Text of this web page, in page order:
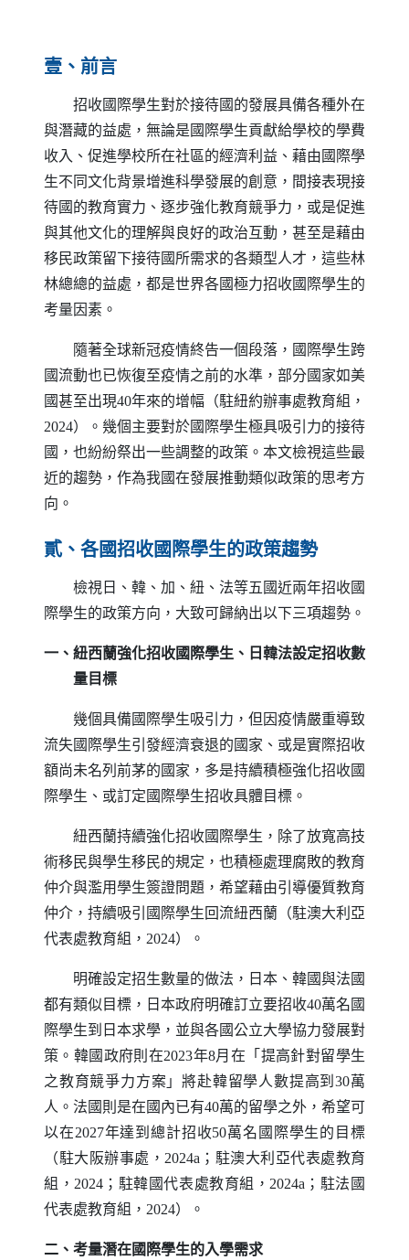
壹、前言
招收國際學生對於接待國的發展具備各種外在
與潛藏的益處，無論是國際學生貢獻給學校的學費
收入、促進學校所在社區的經濟利益、藉由國際學
生不同文化背景增進科學發展的創意，間接表現接
待國的教育實力、逐步強化教育競爭力，或是促進
與其他文化的理解與良好的政治互動，甚至是藉由
移民政策留下接待國所需求的各類型人才，這些林
林總總的益處，都是世界各國極力招收國際學生的
考量因素。
隨著全球新冠疫情終告一個段落，國際學生跨
國流動也已恢復至疫情之前的水準，部分國家如美
國甚至出現40年來的增幅（駐紐約辦事處教育組，
2024）。幾個主要對於國際學生極具吸引力的接待
國，也紛紛祭出一些調整的政策。本文檢視這些最
近的趨勢，作為我國在發展推動類似政策的思考方
向。
貳、各國招收國際學生的政策趨勢
檢視日、韓、加、紐、法等五國近兩年招收國
際學生的政策方向，大致可歸納出以下三項趨勢。
一、紐西蘭強化招收國際學生、日韓法設定招收數
量目標
幾個具備國際學生吸引力，但因疫情嚴重導致
流失國際學生引發經濟衰退的國家、或是實際招收
額尚未名列前茅的國家，多是持續積極強化招收國
際學生、或訂定國際學生招收具體目標。
紐西蘭持續強化招收國際學生，除了放寬高技
術移民與學生移民的規定，也積極處理腐敗的教育
仲介與濫用學生簽證問題，希望藉由引導優質教育
仲介，持續吸引國際學生回流紐西蘭（駐澳大利亞
代表處教育組，2024）。
明確設定招生數量的做法，日本、韓國與法國
都有類似目標，日本政府明確訂立要招收40萬名國
際學生到日本求學，並與各國公立大學協力發展對
策。韓國政府則在2023年8月在「提高針對留學生
之教育競爭力方案」將赴韓留學人數提高到30萬
人。法國則是在國內已有40萬的留學之外，希望可
以在2027年達到總計招收50萬名國際學生的目標
（駐大阪辦事處，2024a；駐澳大利亞代表處教育
組，2024；駐韓國代表處教育組，2024a；駐法國
代表處教育組，2024）。
二、考量潛在國際學生的入學需求